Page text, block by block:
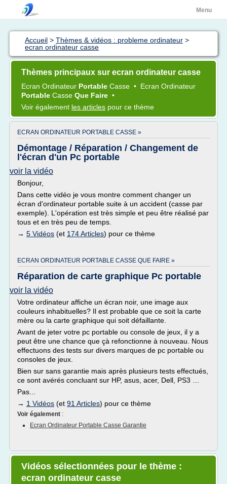
Menu
Accueil > Thèmes & vidéos : probleme ordinateur >
ecran ordinateur casse
Thèmes principaux sur ecran ordinateur casse
Ecran Ordinateur Portable Casse • Ecran Ordinateur
Portable Casse Que Faire •
Voir également les articles pour ce thème
ECRAN ORDINATEUR PORTABLE CASSE »
Démontage / Réparation / Changement de
l'écran d'un Pc portable
voir la vidéo
Bonjour,
Dans cette vidéo je vous montre comment changer un
écran d'ordinateur portable suite à un accident (casse par
exemple). L'opération est très simple et peu être réalisé par
tous et en très peu de temps.
→ 5 Vidéos (et 174 Articles) pour ce thème
ECRAN ORDINATEUR PORTABLE CASSE QUE FAIRE »
Réparation de carte graphique Pc portable
voir la vidéo
Votre ordinateur affiche un écran noir, une image aux
couleurs inhabituelles? Il est probable que ce soit la carte
mère ou la carte graphique qui soit défaillante.
Avant de jeter votre pc portable ou console de jeux, il y a
peut être une chance que çà refonctionne à nouveau. Nous
effectuons des tests sur divers marques de pc portable ou
consoles de jeux.
Bien sur sans garantie mais après plusieurs tests effectués,
ce sont avérés concluant sur HP, asus, acer, Dell, PS3 …
Pas...
→ 1 Vidéos (et 91 Articles) pour ce thème
Voir également :
Ecran Ordinateur Portable Casse Garantie
Vidéos sélectionnées pour le thème :
ecran ordinateur casse